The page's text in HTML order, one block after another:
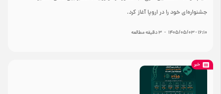
جشنواره‌ای خود را در اروپا آغاز کرد.
۱۶:۱۰ - ۱۴۰۵/۰۵/۰۳ - ۳دقیقه مطالعه
خبر